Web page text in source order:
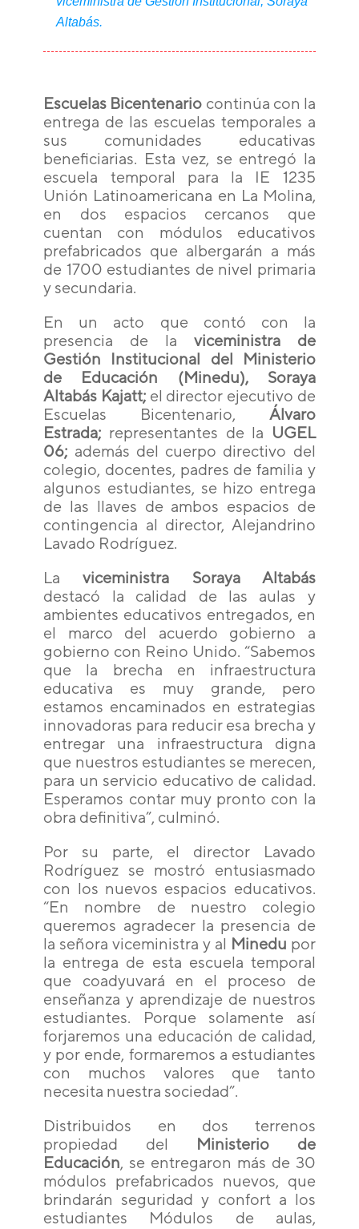
Altabás.
Escuelas Bicentenario continúa con la
entrega de las escuelas temporales a
sus comunidades educativas
beneficiarias. Esta vez, se entregó la
escuela temporal para la IE 1235
Unión Latinoamericana en La Molina,
en dos espacios cercanos que
cuentan con módulos educativos
prefabricados que albergarán a más
de 1700 estudiantes de nivel primaria
y secundaria.
En un acto que contó con la
presencia de la viceministra de
Gestión Institucional del Ministerio
de Educación (Minedu), Soraya
Altabás Kajatt; el director ejecutivo de
Escuelas Bicentenario, Álvaro
Estrada; representantes de la UGEL
06; además del cuerpo directivo del
colegio, docentes, padres de familia y
algunos estudiantes, se hizo entrega
de las llaves de ambos espacios de
contingencia al director, Alejandrino
Lavado Rodríguez.
Laviceministra Soraya Altabás
destacó la calidad de las aulas y
ambientes educativos entregados, en
el marco del acuerdo gobierno a
gobierno con Reino Unido. “Sabemos
que la brecha en infraestructura
educativa es muy grande, pero
estamos encaminados en estrategias
innovadoras para reducir esa brecha y
entregar una infraestructura digna
que nuestros estudiantes se merecen,
para un servicio educativo de calidad.
Esperamos contar muy pronto con la
obra definitiva”, culminó.
Por su parte, el director Lavado
Rodríguez se mostró entusiasmado
con los nuevos espacios educativos.
“En nombre de nuestro colegio
queremos agradecer la presencia de
la señora viceministra y al Minedu por
la entrega de esta escuela temporal
que coadyuvará en el proceso de
enseñanza y aprendizaje de nuestros
estudiantes. Porque solamente así
forjaremos una educación de calidad,
y por ende, formaremos a estudiantes
con muchos valores que tanto
necesita nuestra sociedad”.
Distribuidos en dos terrenos
propiedad del Ministerio de
Educación, se entregaron más de 30
módulos prefabricados nuevos, que
brindarán seguridad y confort a los
estudiantes Módulos de aulas,